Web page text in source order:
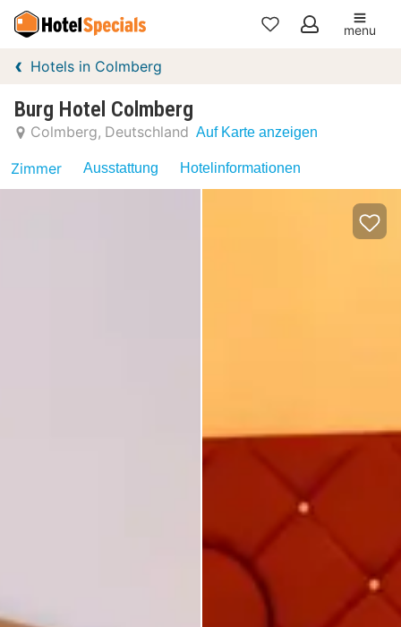
Meine
menu
Hotels in Colmberg
Burg Hotel Colmberg
Colmberg Deutschland Auf Karte anzeigen
Zimmer Ausstattung Hotelinformationen